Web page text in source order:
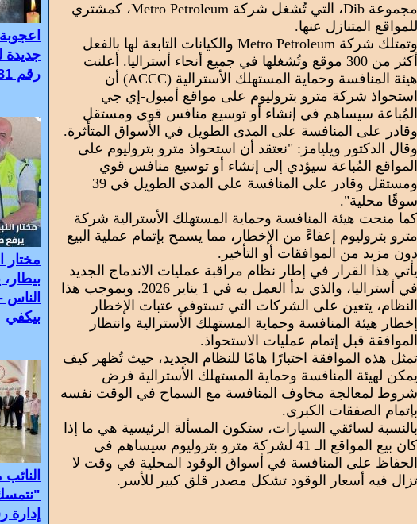
مجموعة Dib، التي تُشغل شركة Metro Petroleum، كمشتري
للمواقع المتنازل عنها.
وتمتلك شركة Metro Petroleum والكيانات التابعة لها بالفعل
أكثر من 300 موقع وتُشغلها في جميع أنحاء أستراليا. أعلنت
هيئة المنافسة وحماية المستهلك الأسترالية (ACCC) أن
استحواذ شركة مترو بتروليوم على مواقع أمبول-إي جي
المُباعة سيساهم في إنشاء أو توسيع منافس قوي ومستقل
وقادر على المنافسة على المدى الطويل في الأسواق المتأثرة.
وقال الدكتور ويليامز: "نعتقد أن استحواذ مترو بتروليوم على
المواقع المُباعة سيؤدي إلى إنشاء أو توسيع منافس قوي
ومستقل وقادر على المنافسة على المدى الطويل في 39
سوقًا محلية".
كما منحت هيئة المنافسة وحماية المستهلك الأسترالية شركة
مترو بتروليوم إعفاءً من الإخطار، مما يسمح بإتمام عملية البيع
دون مزيد من الموافقات أو التأخير.
يأتي هذا القرار في إطار نظام مراقبة عمليات الاندماج الجديد
في أستراليا، والذي بدأ العمل به في 1 يناير 2026. وبموجب هذا
النظام، يتعين على الشركات التي تستوفي عتبات الإخطار
إخطار هيئة المنافسة وحماية المستهلك الأسترالية وانتظار
الموافقة قبل إتمام عمليات الاستحواذ.
تمثل هذه الموافقة اختبارًا هامًا للنظام الجديد، حيث تُظهر كيف
يمكن لهيئة المنافسة وحماية المستهلك الأسترالية فرض
شروط لمعالجة مخاوف المنافسة مع السماح في الوقت نفسه
بإتمام الصفقات الكبرى.
بالنسبة لسائقي السيارات، ستكون المسألة الرئيسية هي ما إذا
كان بيع المواقع الـ 41 لشركة مترو بتروليوم سيساهم في
الحفاظ على المنافسة في أسواق الوقود المحلية في وقت لا
تزال فيه أسعار الوقود تشكل مصدر قلق كبير للأسر.
جديدة
رقم 81
مختار
بيكفي
إدارة